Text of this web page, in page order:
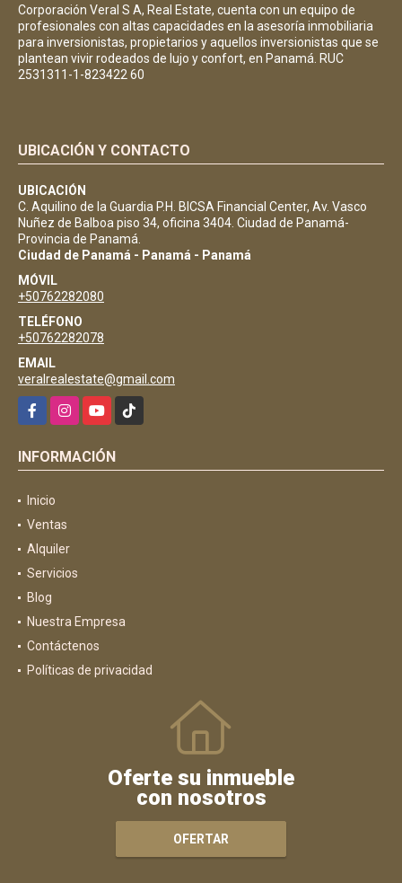
Corporación Veral S A, Real Estate, cuenta con un equipo de
profesionales con altas capacidades en la asesoría inmobiliaria
para inversionistas, propietarios y aquellos inversionistas que se
plantean vivir rodeados de lujo y confort, en Panamá. RUC
2531311-1-823422 60
UBICACIÓN Y CONTACTO
UBICACIÓN
C. Aquilino de la Guardia P.H. BICSA Financial Center, Av. Vasco
Nuñez de Balboa piso 34, oficina 3404. Ciudad de Panamá-
Provincia de Panamá.
Ciudad de Panamá - Panamá - Panamá
MÓVIL
+50762282080
TELÉFONO
+50762282078
EMAIL
veralrealestate@gmail.com
FacebookInstagramYouTubeTikTok
INFORMACIÓN
Inicio
Ventas
Alquiler
Servicios
Blog
Nuestra Empresa
Contáctenos
Políticas de privacidad
Oferte su inmueble
con nosotros
OFERTAR